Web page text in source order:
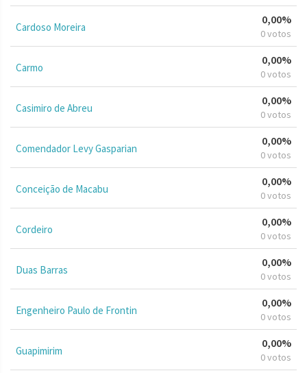
Cardoso Moreira
0,00%
0 votos
Carmo
0,00%
0 votos
Casimiro de Abreu
0,00%
0 votos
Comendador Levy Gasparian
0,00%
0 votos
Conceição de Macabu
0,00%
0 votos
Cordeiro
0,00%
0 votos
Duas Barras
0,00%
0 votos
Engenheiro Paulo de Frontin
0,00%
0 votos
Guapimirim
0,00%
0 votos